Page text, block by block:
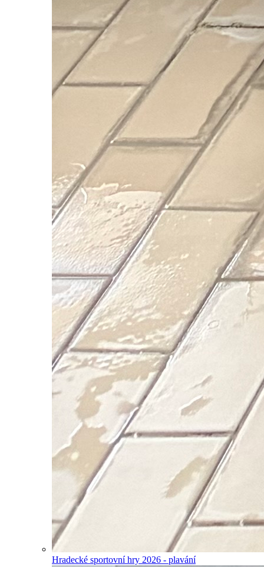
Hradecké sportovní hry 2026 - plavání